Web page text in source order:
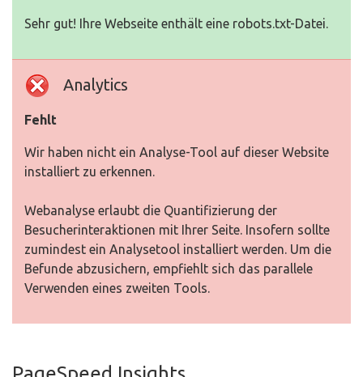
Sehr gut! Ihre Webseite enthält eine robots.txt-Datei.
Analytics
Fehlt
Wir haben nicht ein Analyse-Tool auf dieser Website
installiert zu erkennen.
Webanalyse erlaubt die Quantifizierung der
Besucherinteraktionen mit Ihrer Seite. Insofern sollte
zumindest ein Analysetool installiert werden. Um die
Befunde abzusichern, empfiehlt sich das parallele
Verwenden eines zweiten Tools.